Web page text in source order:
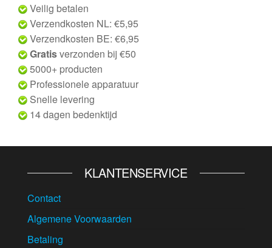
Veilig betalen
Verzendkosten NL: €5,95
Verzendkosten BE: €6,95
Gratisverzonden bij €50
5000+ producten
Professionele apparatuur
Snelle levering
14 dagen bedenktijd
KLANTENSERVICE
Contact
Algemene Voorwaarden
Betaling